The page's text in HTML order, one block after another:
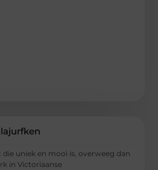
uniek en mooi is, overweeg dan
in Victoriaanse